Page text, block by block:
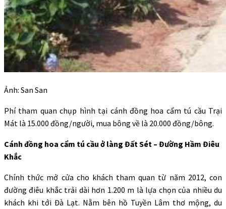
Ảnh: San San
Phí tham quan chụp hình tại cánh đồng hoa cẩm tú cầu Trại
Mát là 15.000 đồng/người, mua bông về là 20.000 đồng/bông.
Cánh đồng hoa cẩm tú cầu ở làng Đất Sét – Đường Hầm Điêu
Khắc
Chính thức mở cửa cho khách tham quan từ năm 2012, con
đường điêu khắc trải dài hơn 1.200 m là lựa chọn của nhiều du
khách khi tới Đà Lạt. Nằm bên hồ Tuyền Lâm thơ mộng, du